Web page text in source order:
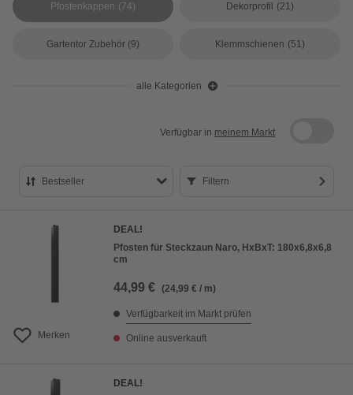
Pfostenkappen (74) Dekorprofil (21)
Gartentor Zubehör (9) Klemmschienen (51)
alle Kategorien
Verfügbar in meinem Markt
Bestseller
Preis aufsteigend
Filtern
Merken
DEAL!
Pfosten für Steckzaun Naro, HxBxT: 180x6,8x6,8
cm
44,99 € (24,99 € / m)
Verfügbarkeit im Markt prüfen
Online ausverkauft
DEAL!